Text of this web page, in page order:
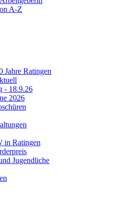
A-Z
Jahre Ratingen
- 18.9.26
2026
in Ratingen
Jugendliche